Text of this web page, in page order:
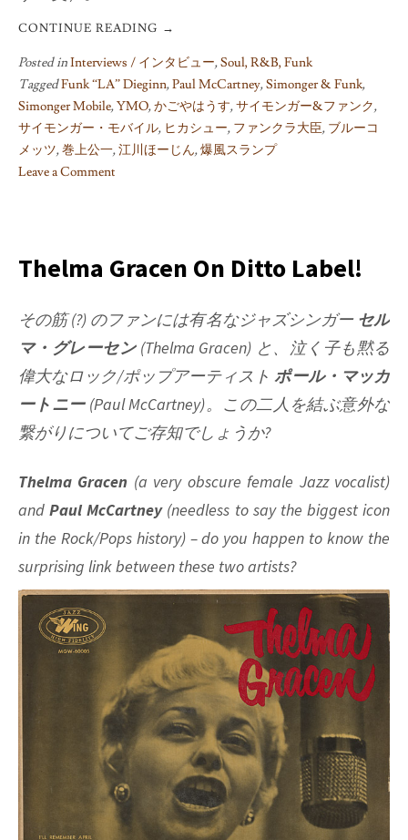
CONTINUE READING →
Posted inInterviews / インタビュー,Soul, R&B, Funk
TaggedFunk “LA” Dieginn,Paul McCartney,Simonger & Funk,
Simonger Mobile,YMO,かごやはうす,サイモンガー&ファンク,
サイモンガー・モバイル, ヒカシュー, ファンクラ大臣, ブルーコ
メッツ,巻上公一,江川ほーじん,爆風スランプ
Leave a Comment
Funk
Was
The
Simonger
&
Story,
Pt.
Thelma Gracen On Ditto Label!
その筋 (?) のファンには有名なジャズシンガー セル
マ・グレーセン (Thelma Gracen) と、泣く子も黙る
偉大なロック/ポップアーティスト ポール・マッカ
ートニー (Paul McCartney)。この二人を結ぶ意外な
繋がりについてご存知でしょうか?
Thelma Gracen (a very obscure female Jazz vocalist)
andPaul McCartney(needless to say the biggest icon
in the Rock/Pops history) – do you happen to know the
surprising link between these two artists?